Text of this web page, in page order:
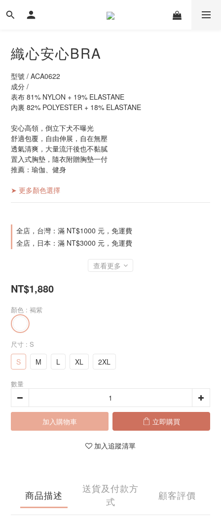
織心安心BRA
型號 / ACA0622
成分 /
表布 81% NYLON + 19% ELASTANE
內裏 82% POLYESTER + 18% ELASTANE
安心高領，倒立下犬不曝光
舒適包覆，自由伸展，自在無壓
透氣清爽，大量流汗後也不黏膩
置入式胸墊，隨衣附贈胸墊一付
推薦：瑜伽、健身
➤ 更多顏色選擇
全店，台灣：滿 NT$1000 元，免運費
全店，日本：滿 NT$3000 元，免運費
查看更多
NT$1,880
顏色 : 褐紫
尺寸 : S
S M L XL 2XL
數量
加入購物車 立即購買
加入追蹤清單
商品描述
送貨及付款方
式
顧客評價